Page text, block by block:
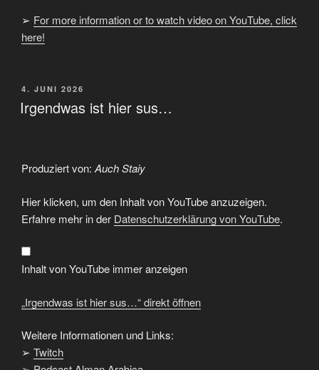
➢ For more information or to watch video on YouTube, click
here!
VERÖFFENTLICHT
AM
4. JUNI 2026
Irgendwas ist hier sus…
Produziert von: Auch Staiy
„Irgendwas
ist
hier
sus…“
YouTube
anzeigen
Hier klicken, um den Inhalt von YouTube anzuzeigen.
Erfahre mehr in der Datenschutzerklärung von YouTube.
Inhalt von YouTube immer anzeigen
„Irgendwas ist hier sus…“ direkt öffnen
Weitere Informationen und Links:
➢ Twitch